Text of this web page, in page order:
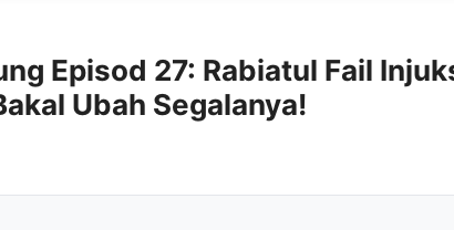
Episod 27: Rabiatul Fail
Ubah Segalanya!